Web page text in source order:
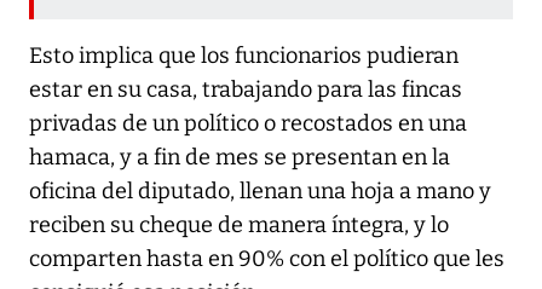
Esto implica que los funcionarios pudieran
estar en su casa, trabajando para las fincas
privadas de un político o recostados en una
hamaca, y a fin de mes se presentan en la
oficina del diputado, llenan una hoja a mano y
reciben su cheque de manera íntegra, y lo
comparten hasta en 90% con el político que les